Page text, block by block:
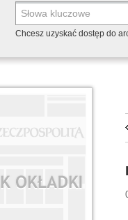
Chcesz uzyskać dostęp do